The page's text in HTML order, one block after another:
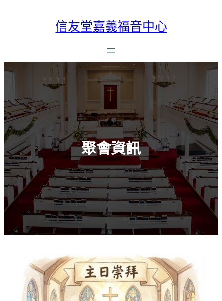
容
信友堂嘉義福音中心
聚會資訊